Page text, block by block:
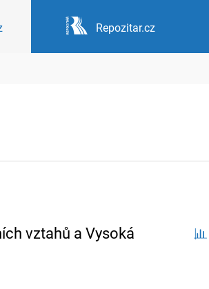
Repozitar.cz
vztahů a Vysoká